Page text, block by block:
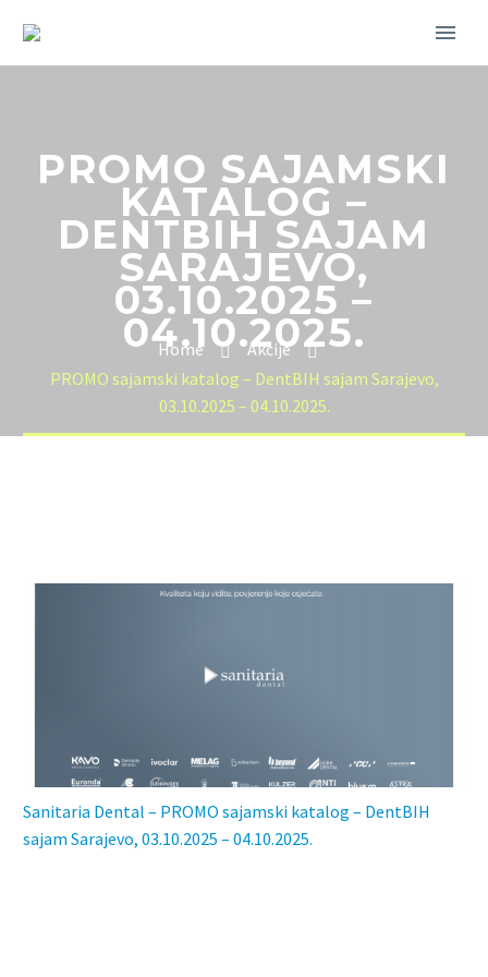
PROMO SAJAMSKI
KATALOG –
DENTBIH SAJAM
SARAJEVO,
03.10.2025 –
04.10.2025.
Home
Akcije
PROMO sajamski katalog – DentBIH sajam Sarajevo,
03.10.2025 – 04.10.2025.
Sanitaria Dental – PROMO sajamski katalog – DentBIH
sajam Sarajevo, 03.10.2025 – 04.10.2025.